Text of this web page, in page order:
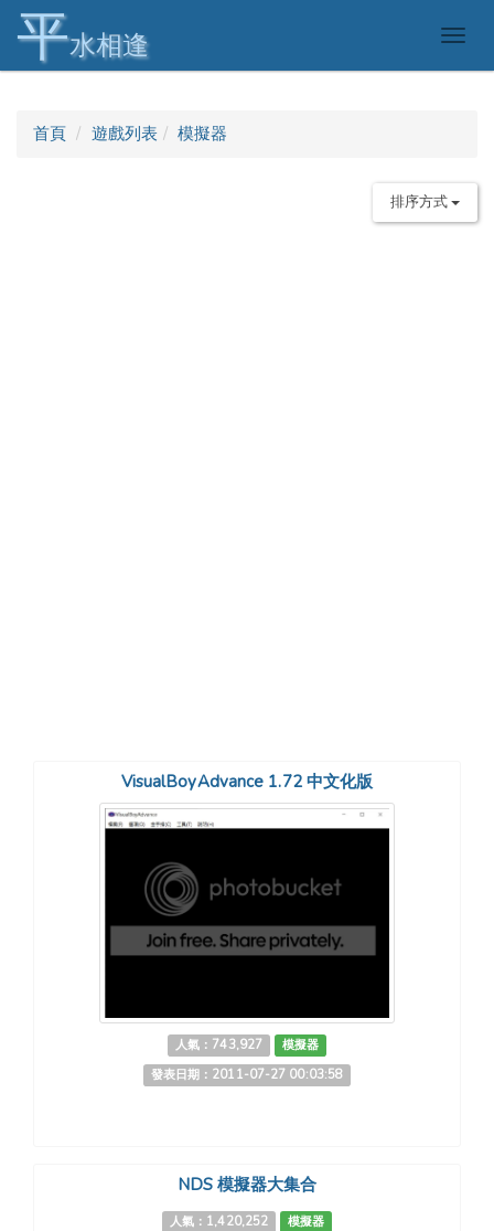
平水相逢
首頁 遊戲列表 模擬器
排序方式
VisualBoyAdvance 1.72 中文化版
人氣：743,927
模擬器
發表日期：2011-07-27 00:03:58
NDS 模擬器大集合
人氣：1,420,252
模擬器